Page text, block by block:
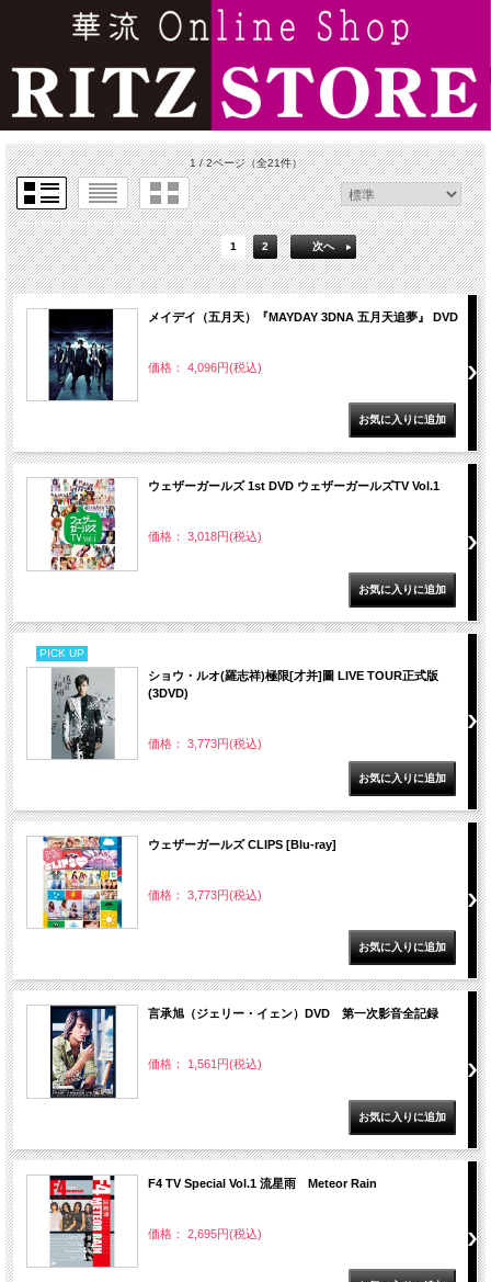
1 / 2ページ（全21件）
1 2 次へ
メイデイ（五月天）『MAYDAY 3DNA 五月天追夢』 DVD
価格： 4,096円(税込)
ウェザーガールズ 1st DVD ウェザーガールズTV Vol.1
価格： 3,018円(税込)
PICK UP
ショウ・ルオ(羅志祥)極限[才并]圖 LIVE TOUR正式版
(3DVD)
価格： 3,773円(税込)
ウェザーガールズ CLIPS [Blu-ray]
価格： 3,773円(税込)
言承旭（ジェリー・イェン）DVD 第一次影音全記録
価格： 1,561円(税込)
F4 TV Special Vol.1 流星雨 Meteor Rain
価格： 2,695円(税込)